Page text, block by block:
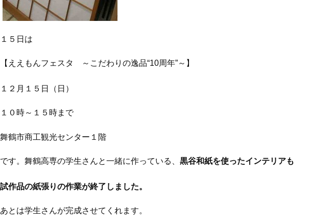
１５日は
【ええもんフェスタ ～こだわりの逸品“10周年”～】
１２月１５日（日）
１０時～１５時まで
舞鶴市商工観光センター１階
です。舞鶴高専の学生さんと一緒に作っている、 黒谷和紙を使ったインテリアも
試作品の紙張りの作業が終了しました。
あとは学生さんが完成させてくれます。